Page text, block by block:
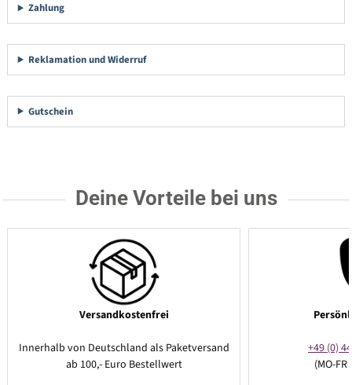
Zahlung
Reklamation und Widerruf
Gutschein
Deine Vorteile bei uns
Versandkostenfrei
Innerhalb von Deutschland als Paketversand
ab 100,- Euro Bestellwert
+49 (0)
(MO-